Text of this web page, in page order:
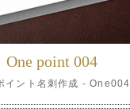
One point 004
イント名刺作成 - One004